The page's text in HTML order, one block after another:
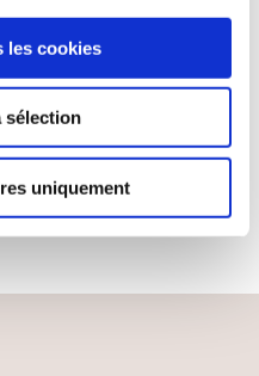
les cookies
sélection
uniquement